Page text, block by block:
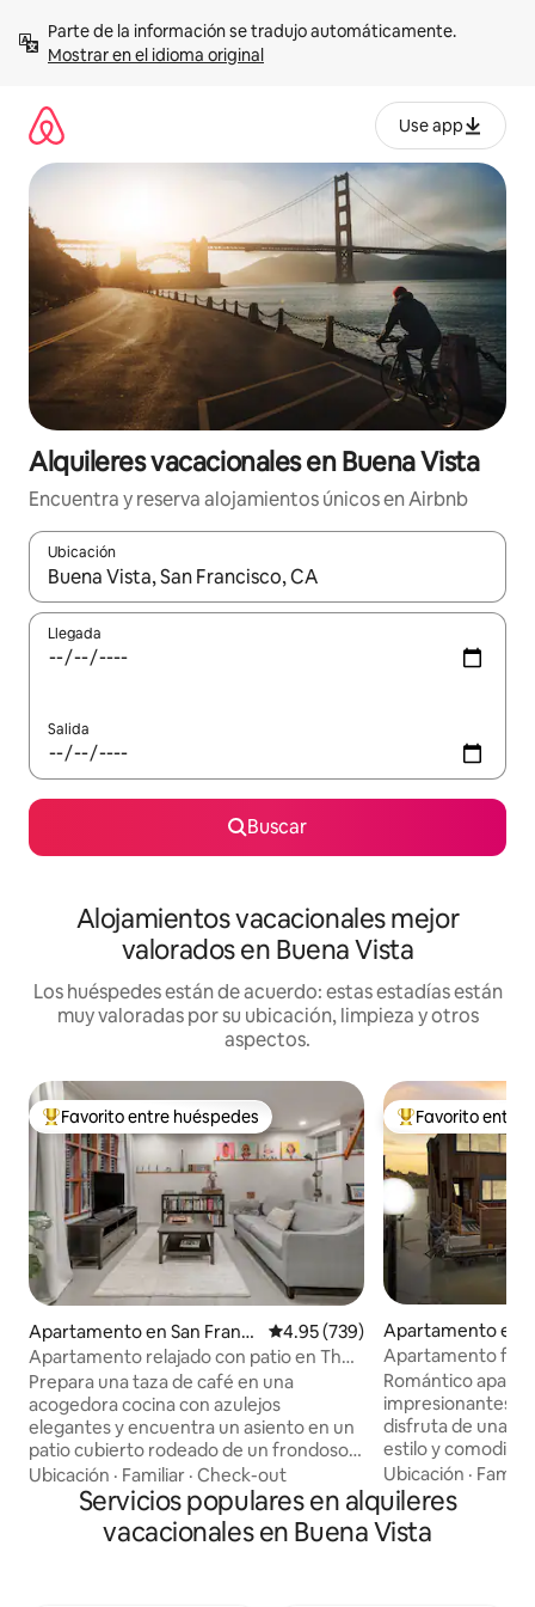
contenidoMostrar en el idioma original
Use app
Alquileres vacacionales en Buena Vista
Encuentra y reserva alojamientos únicos en Airbnb
Ubicación
Cuando los resultados estén disponibles, navega con las
Llegada
Salida
Buscar
Alojamientos vacacionales mejor
valorados en Buena Vista
Los huéspedes están de acuerdo: estas estadías están
muy valoradas por su ubicación, limpieza y otros
aspectos.
Favorito entre huéspedes preferido
Favorito entre huéspedes
Apartamento en San Franci
sco
Calificación promedio: 4.95 de
4.95 (739)
Apartamento relajado con patio en The
Castro
Prepara una taza de café en una
acogedora cocina con azulejos
elegantes y encuentra un asiento en un
patio cubierto rodeado de un frondoso
jardín. Acurrúcate con un libro en un
sofá moderno en una sala de estar con
pinturas coloridas, una estantería llena
de libros y vigas de madera a la vista. La
Ubicación · Familiar · Check-out
Favorito entre
Favorito entre
Apartamento en
Apartamento
Richardson de
Romántico
impresionantes
disfruta de una
estilo y
desde tu súper
king o relájate en
pelícanos
hidroavión)
Ubicación ·
Servicios populares en alquileres
vacacionales en Buena Vista